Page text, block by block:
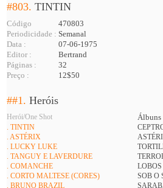
#803.TINTIN
Código
470803
Periodicidade : Semanal
Data :
07-06-1975
Editor :
Bertrand
Páginas :
32
Preço :
12$50
##1.Heróis
Herói/One Shot Álbuns
. TINTIN
. ASTÉRIX
. LUCKY LUKE
. TANGUY E LAVERDURE
. COMANCHE
. CORTO MALTESE (CORES)
SOB O
. BRUNO BRAZIL